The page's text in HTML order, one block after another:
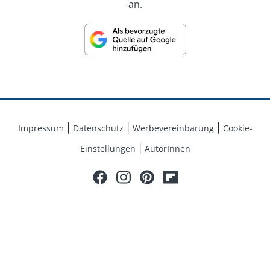
Themenbereichen können die Nutzer von Lifeline mit
Experten Themen diskutieren oder sich auch mit
anderen Nutzern austauschen. Unsere Informationen
sollen keinesfalls als Ersatz für einen Arztbesuch
dienen daher nicht der eigenmächtigen
Diagnosestellung sowie Behandlung.
an.
Impressum Datenschutz Werbevereinbarung
Cookie-
Einstellungen
AutorInnen